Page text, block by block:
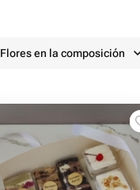
Flores en la composición